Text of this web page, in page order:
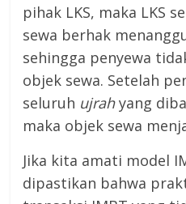
pihak LKS, maka LKS
sewa berhak
sehingga penyewa
objek sewa. Setelah
seluruh ujrahyang
maka objek sewa
Jika kita amati model
dipastikan bahwa